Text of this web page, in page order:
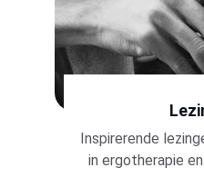
Inspirerende
in ergotherapie